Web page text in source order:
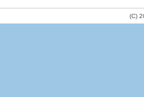
(C)